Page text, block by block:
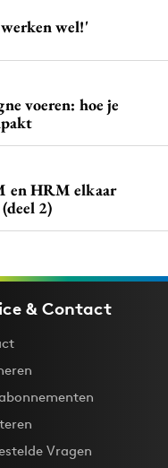
wel!'
voeren: hoe je
en HRM elkaar
2)
& Contact
Vragen